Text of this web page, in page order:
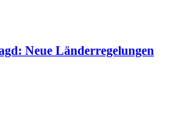
Neue Länderregelungen